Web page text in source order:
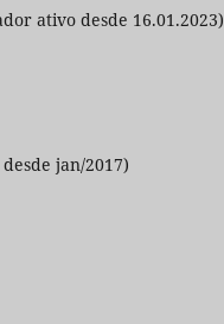
ativo desde 16.01.2023)
jan/2017)